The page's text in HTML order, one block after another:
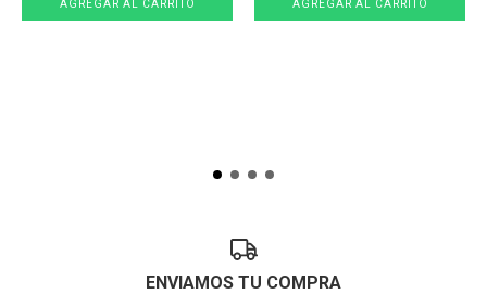
ENVIAMOS TU COMPRA